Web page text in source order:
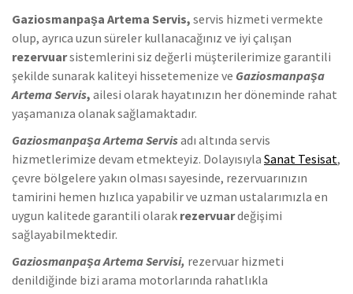
Gaziosmanpaşa Artema Servis, servis hizmeti vermekte
olup, ayrıca uzun süreler kullanacağınız ve iyi çalışan
rezervuarsistemlerini siz değerli müşterilerimize garantili
şekilde sunarak kaliteyi hissetemenize ve Gaziosmanpaşa
Artema Servis, ailesi olarak hayatınızın her döneminde rahat
yaşamanıza olanak sağlamaktadır.
Gaziosmanpaşa Artema Servisadı altında servis
hizmetlerimize devam etmekteyiz. Dolayısıyla Sanat Tesisat,
çevre bölgelere yakın olması sayesinde, rezervuarınızın
tamirini hemen hızlıca yapabilir ve uzman ustalarımızla en
uygun kalitede garantili olarak rezervuardeğişimi
sağlayabilmektedir.
Gaziosmanpaşa Artema Servisi, rezervuar hizmeti
denildiğinde bizi arama motorlarında rahatlıkla